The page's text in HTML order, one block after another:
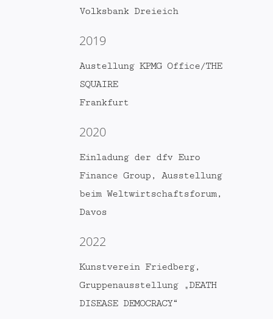
Volksbank Dreieich
2019
Austellung KPMG Office/THE
SQUAIRE
Frankfurt
2020
Einladung der dfv Euro
Finance Group, Ausstellung
beim Weltwirtschaftsforum,
Davos
2022
Kunstverein Friedberg,
Gruppenausstellung „DEATH
DISEASE DEMOCRACY“